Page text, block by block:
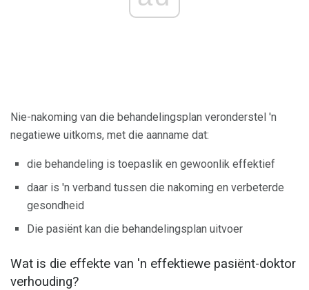
Nie-nakoming van die behandelingsplan veronderstel 'n
negatiewe uitkoms, met die aanname dat:
die behandeling is toepaslik en gewoonlik effektief
daar is 'n verband tussen die nakoming en verbeterde
gesondheid
Die pasiënt kan die behandelingsplan uitvoer
Wat is die effekte van 'n effektiewe pasiënt-doktor
verhouding?